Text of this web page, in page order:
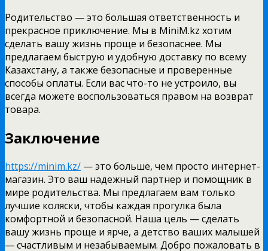
Родительство — это большая ответственность и
прекрасное приключение. Мы в MiniM.kz хотим
сделать вашу жизнь проще и безопаснее. Мы
предлагаем быструю и удобную доставку по всему
Казахстану, а также безопасные и проверенные
способы оплаты. Если вас что-то не устроило, вы
всегда можете воспользоваться правом на возврат
товара.
Заключение
https://minim.kz/ — это больше, чем просто интернет-
магазин. Это ваш надежный партнер и помощник в
мире родительства. Мы предлагаем вам только
лучшие коляски, чтобы каждая прогулка была
комфортной и безопасной. Наша цель — сделать
вашу жизнь проще и ярче, а детство ваших малышей
— счастливым и незабываемым. Добро пожаловать в